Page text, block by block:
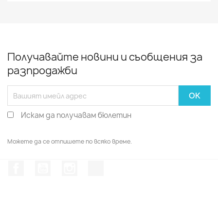
Получавайте новини и съобщения за
разпродажби
Искам да получавам бюлетин
Можете да се отпишете по всяко време.